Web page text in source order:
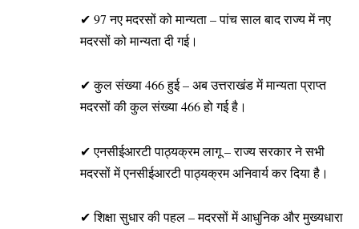
✔ 97 नए मदरसों को मान्यता – पांच साल बाद राज्य में नए
मदरसों को मान्यता दी गई।
✔ कुल संख्या 466 हुई – अब उत्तराखंड में मान्यता प्राप्त
मदरसों की कुल संख्या 466 हो गई है।
✔ एनसीईआरटी पाठ्यक्रम लागू – राज्य सरकार ने सभी
मदरसों में एनसीईआरटी पाठ्यक्रम अनिवार्य कर दिया है।
✔ शिक्षा सुधार की पहल – मदरसों में आधुनिक और मुख्यधारा